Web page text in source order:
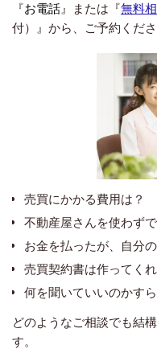
『お電話 』または『無料
付）』から、
ご予約くださ
売買にかかる費用は？
不動産屋さんを使わず
お金を払ったが、自分
売買契約書は作ってく
何を聞いていいのかす
どのようなご相談でも結
す。